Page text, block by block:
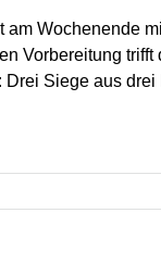
am Wochenende
Vorbereitung
Drei Siege aus